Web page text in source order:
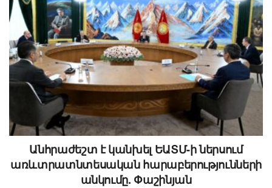
Անհրաժեշտ է կանխել ԵԱՏՄ-ի ներսում
առևտրատնտեսական հարաբերությունների
անկումը. Փաշինյան